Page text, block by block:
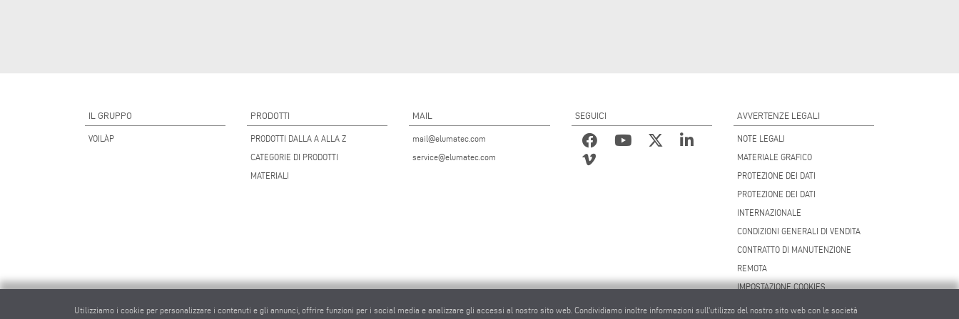
IL GRUPPO
VOILÀP
PRODOTTI
PRODOTTI DALLA A ALLA Z
CATEGORIE DI PRODOTTI
MATERIALI
MAIL
mail@elumatec.com
service@elumatec.com
SEGUICI AVVERTENZE LEGALI
NOTE LEGALI
MATERIALE GRAFICO
PROTEZIONE DEI DATI
PROTEZIONE DEI DATI
INTERNAZIONALE
CONDIZIONI GENERALI DI VENDITA
CONTRATTO DI MANUTENZIONE
REMOTA
IMPOSTAZIONE COOKIES
CODICE DI CONDOTTA DEI FORNITORI
Utilizziamo i cookie per personalizzare i contenuti e gli annunci, offrire funzioni per i social media e analizzare gli accessi al nostro sito web. Condividiamo inoltre informazioni sull'utilizzo del nostro sito web con le società